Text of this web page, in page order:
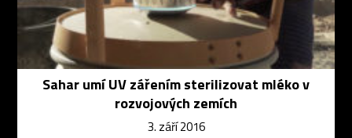
Sahar umí UV zářením sterilizovat mléko v
rozvojových zemích
3. září 2016